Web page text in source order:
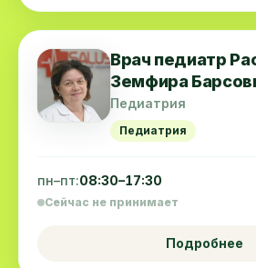
Врач педиатр
Земфира
Педиатрия
Педиатрия
пн–пт:08:30–17:30
Сейчас не принимает
Подробнее